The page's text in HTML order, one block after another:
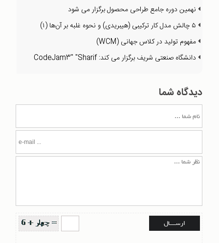
نهمین دوره جامع طراحی محصول برگزار می شود
۵ چالش مدل کار ترکیبی (هیبریدی) و نحوه غلبه بر آن‌ها (۱)
مفهوم تولید در کلاس جهانی (WCM)
دانشگاه صنعتی شریف برگزار می کند: CodeJam3" "Sharif
دیدگاه شما